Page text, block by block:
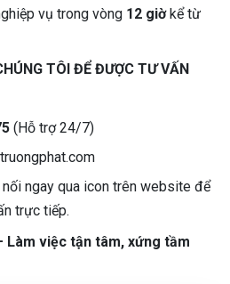
vụ trong vòng 12 giờkể từ
TÔI ĐỂ ĐƯỢC TƯ VẤN
(Hỗ trợ 24/7)
nối ngay qua icon trên website để
trực tiếp.
việc tận tâm, xứng tầm